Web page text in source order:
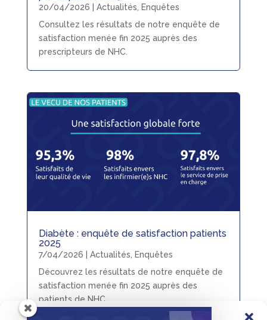
Gérer le consentement
20/04/2026 Actualités
Enquêtes
Consultez les résultats de notre enquête de
satisfaction menée fin 2025 auprès des
prescripteurs de NHC.
Diabète : enquête de satisfaction patients
2025
7/04/2026 Actualités
Enquêtes
Découvrez les résultats de notre enquête de
satisfaction menée fin 2025 auprès des
patients de NHC.